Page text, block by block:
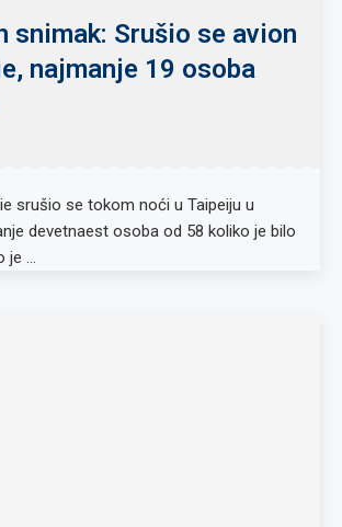
snimak: Srušio se avion
najmanje 19 osoba
srušio se tokom noći u Taipeiju u
devetnaest osoba od 58 koliko je bilo
je …